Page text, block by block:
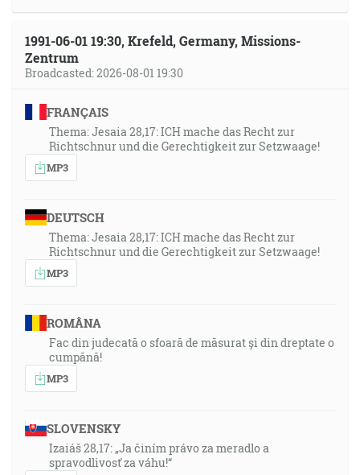
1991-06-01 19:30, Krefeld, Germany, Missions-
Zentrum
Broadcasted: 2026-08-01 19:30
FRANÇAIS
Thema: Jesaia 28,17: ICH mache das Recht zur
Richtschnur und die Gerechtigkeit zur Setzwaage!
MP3
DEUTSCH
Thema: Jesaia 28,17: ICH mache das Recht zur
Richtschnur und die Gerechtigkeit zur Setzwaage!
MP3
ROMÂNA
Fac din judecată o sfoară de măsurat și din dreptate o
cumpănă!
MP3
SLOVENSKY
Izaiáš 28,17: „Ja činím právo za meradlo a
spravodlivosť za váhu!“